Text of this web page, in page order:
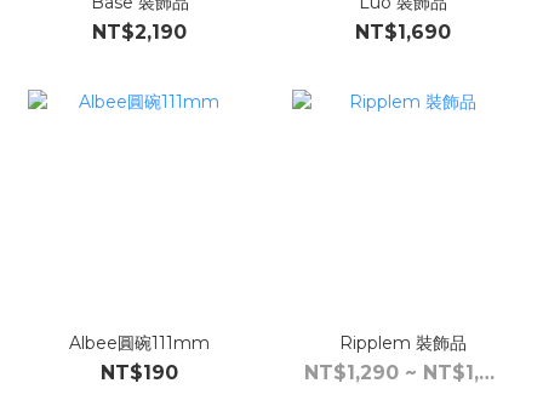
NT$2,190 NT$1,690
Albee圓碗111mm
NT$190
Ripplem 裝飾品
NT$1,290 ~ NT$1,390